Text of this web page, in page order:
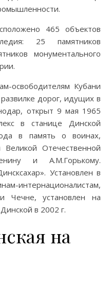
465 объектов
25 памятников
монументального
освободителям Кубани
дорог, идущих в
открыт 9 мая 1965
в станице Динской
в память о воинах,
Отечественной
и А.М.Горькому.
Установлен в
интернационалистам,
Чечне, установлен на
в 2002 г.
на